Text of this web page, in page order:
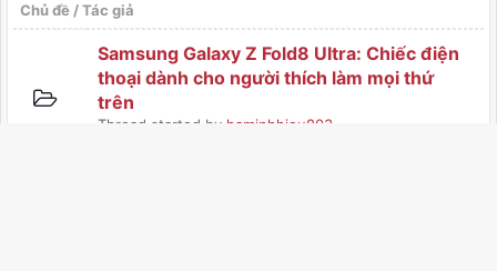
Chủ đề /Tác giả
Samsung Galaxy Z Fold8 Ultra: Chiếc điện
thoại dành cho người thích làm mọi thứ
trên
Thread started by haminhhieu803